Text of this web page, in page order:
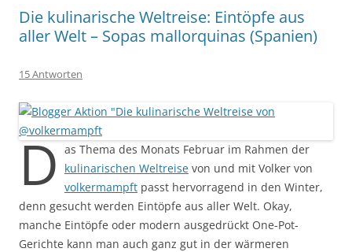
Die kulinarische Weltreise: Eintöpfe aus
aller Welt – Sopas mallorquinas (Spanien)
15 Antworten
D as Thema des Monats Februar im Rahmen der
kulinarischen Weltreise von und mit Volker von
volkermampft passt hervorragend in den Winter,
denn gesucht werden Eintöpfe aus aller Welt. Okay,
manche Eintöpfe oder modern ausgedrückt One-Pot-
Gerichte kann man auch ganz gut in der wärmeren